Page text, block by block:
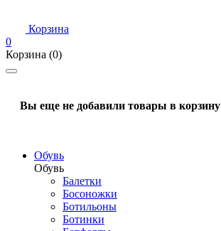
Корзина
0
Корзина (0)
Вы еще не добавили товары в корзину
Обувь
Обувь
Балетки
Босоножки
Ботильоны
Ботинки